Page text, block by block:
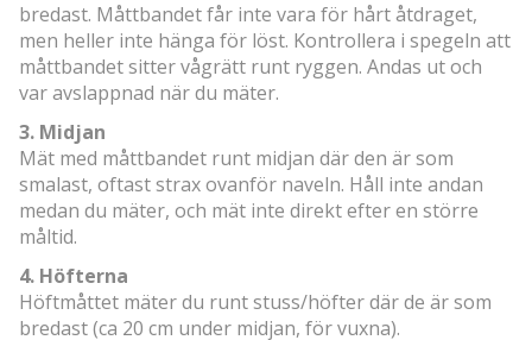
bredast. Måttbandet får inte vara för hårt åtdraget,
men heller inte hänga för löst. Kontrollera i spegeln att
måttbandet sitter vågrätt runt ryggen. Andas ut och
var avslappnad när du mäter.
3. Midjan
Mät med måttbandet runt midjan där den är som
smalast, oftast strax ovanför naveln. Håll inte andan
medan du mäter, och mät inte direkt efter en större
måltid.
4. Höfterna
Höftmåttet mäter du runt stuss/höfter där de är som
bredast (ca 20 cm under midjan, för vuxna).